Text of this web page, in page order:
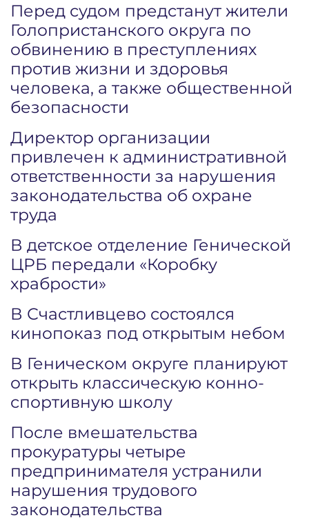
Перед судом предстанут жители
Голопристанского округа по
обвинению в преступлениях
против жизни и здоровья
человека, а также общественной
безопасности
Директор организации
привлечен к административной
ответственности за нарушения
законодательства об охране
труда
В детское отделение Генической
ЦРБ передали «Коробку
храбрости»
В Счастливцево состоялся
кинопоказ под открытым небом
В Геническом округе планируют
открыть классическую конно-
спортивную школу
После вмешательства
прокуратуры четыре
предпринимателя устранили
нарушения трудового
законодательства